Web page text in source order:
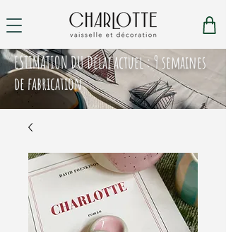
ESTIMATION DU Délai actuel : 9 semaines
de fabrication